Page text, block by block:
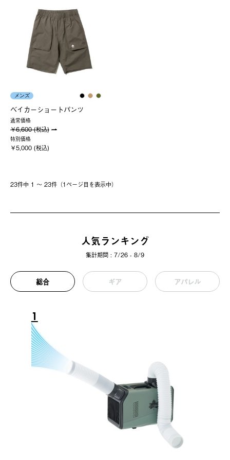
メンズ
ベイカーショートパンツ
通常価格
￥6,600 (税込)
特別価格
￥5,000 (税込)
23件中 1 〜 23件（1ページ⽬を表⽰中）
人気ランキング
集計期間 : 7/26 - 8/9
総合 ギア アパレル
1